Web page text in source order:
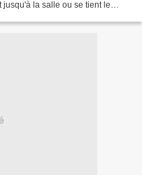
jusqu'à la salle ou se tient le